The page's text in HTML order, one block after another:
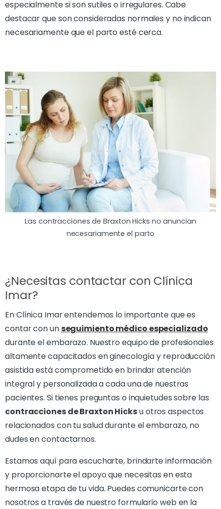
especialmente si son sutiles o irregulares. Cabe
destacar que son consideradas normales y no indican
necesariamente que el parto esté cerca.
Las contracciones de Braxton Hicks no anuncian
necesariamente el parto
¿Necesitas contactar con Clínica
Imar?
En Clínica Imar entendemos lo importante que es
contar con unseguimiento médico especializado
durante el embarazo. Nuestro equipo de profesionales
altamente capacitados en ginecología y reproducción
asistida está comprometido en brindar atención
integral y personalizada a cada una de nuestras
pacientes. Si tienes preguntas o inquietudes sobre las
contracciones de Braxton Hicksu otros aspectos
relacionados con tu salud durante el embarazo, no
dudes en contactarnos.
Estamos aquí para escucharte, brindarte información
y proporcionarte el apoyo que necesitas en esta
hermosa etapa de tu vida. Puedes comunicarte con
nosotros a través de nuestro formulario web en la